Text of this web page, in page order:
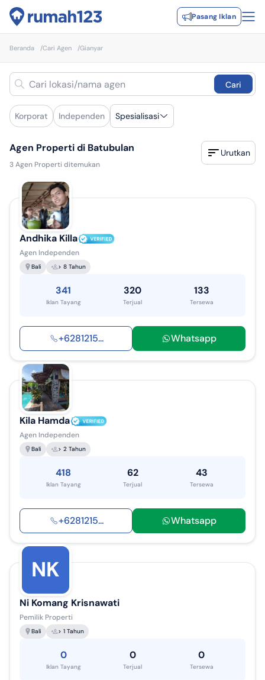
Pasang Iklan
Beranda /Cari Agen /Gianyar
Cari
Korporat Independen Spesialisasi
Agen Properti di Batubulan
3Agen Properti ditemukan
Urutkan
Andhika Killa
Agen Independen
Bali > 8 Tahun
341
Iklan Tayang
320
Terjual
133
Tersewa
+6281215... Whatsapp
Kila Hamda
Agen Independen
Bali > 2 Tahun
418
Iklan Tayang
62
Terjual
43
Tersewa
+6281215... Whatsapp
NK
Ni Komang Krisnawati
Pemilik Properti
Bali > 1 Tahun
0
Iklan Tayang
0
Terjual
0
Tersewa